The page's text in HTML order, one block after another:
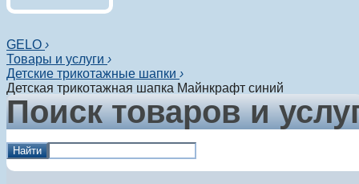
GELO ›
Товары и услуги ›
Детские трикотажные шапки ›
Детская трикотажная шапка Майнкрафт синий
Поиск товаров и
Найти